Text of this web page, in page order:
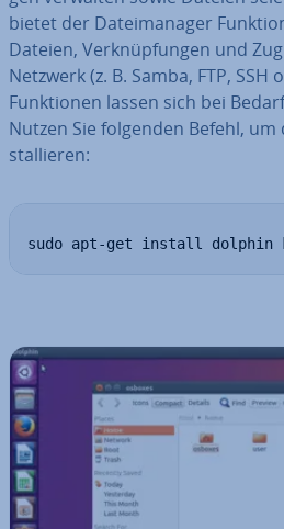
bietet der Da­tei­ma­na­ger
Dateien, Ver­knüp­fun­gen und
Netzwerk (z. B. Samba, FTP,
Funk­tio­nen lassen sich bei
Nutzen Sie folgenden Befehl,
stal­lie­ren:
sudo apt-get install dolphin